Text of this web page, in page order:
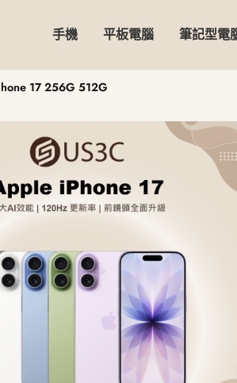
手機 平板電腦 筆記型電
17 256G 512G